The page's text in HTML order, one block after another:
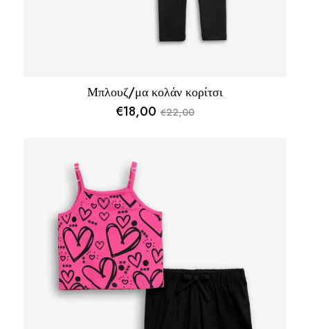
Μπλουζ/μα κολάν κορίτσι
€22,00
Original
€18,00Η